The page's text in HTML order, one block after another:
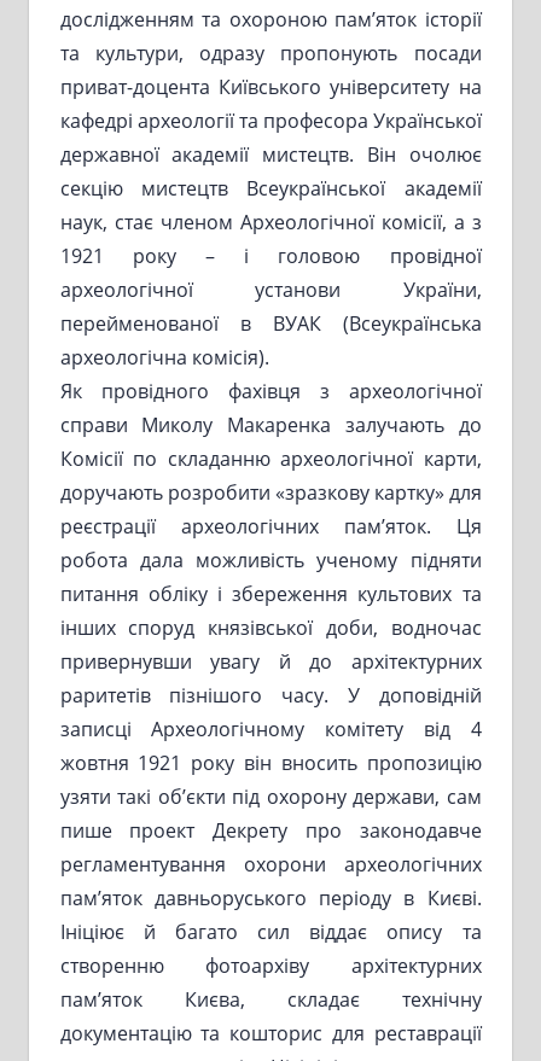
дослідженням та охороною пам’яток історії
та культури, одразу пропонують посади
приват-доцента Київського університету на
кафедрі археології та професора Української
державної академії мистецтв. Він очолює
секцію мистецтв Всеукраїнської академії
наук, стає членом Археологічної комісії, а з
1921 року – і головою провідної
археологічної установи України,
перейменованої в ВУАК (Всеукраїнська
археологічна комісія).
Як провідного фахівця з археологічної
справи Миколу Макаренка залучають до
Комісії по складанню археологічної карти,
доручають розробити «зразкову картку» для
реєстрації археологічних пам’яток. Ця
робота дала можливість ученому підняти
питання обліку і збереження культових та
інших споруд князівської доби, водночас
привернувши увагу й до архітектурних
раритетів пізнішого часу. У доповідній
записці Археологічному комітету від 4
жовтня 1921 року він вносить пропозицію
узяти такі об’єкти під охорону держави, сам
пише проект Декрету про законодавче
регламентування охорони археологічних
пам’яток давньоруського періоду в Києві.
Ініціює й багато сил віддає опису та
створенню фотоархіву архітектурних
пам’яток Києва, складає технічну
документацію та кошторис для реставрації